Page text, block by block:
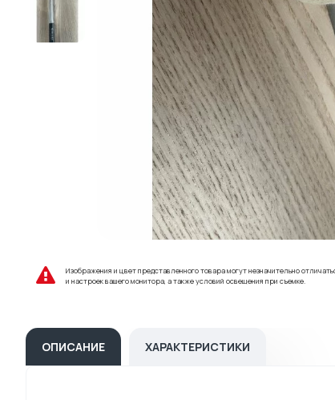
Изображения и цвет представленного товара могут незначительно
и настроек вашего монитора, а также условий освещения при съемке.
ОПИСАНИЕ ХАРАКТЕРИСТИКИ